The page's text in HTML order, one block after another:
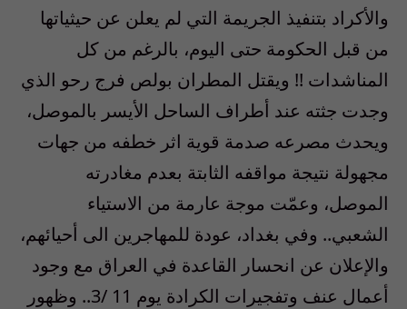
والأكراد بتنفيذ الجريمة التي لم يعلن عن حيثياتها
من قبل الحكومة حتى اليوم، بالرغم من كل
المناشدات !! ويقتل المطران بولص فرج رحو الذي
وجدت جثته عند أطراف الساحل الأيسر بالموصل،
ويحدث مصرعه صدمة قوية اثر خطفه من جهات
مجهولة نتيجة مواقفه الثابتة بعدم مغادرته
الموصل، وعمّت موجة عارمة من الاستياء
الشعبي.. وفي بغداد، عودة للمهاجرين الى أحيائهم،
والإعلان عن انحسار القاعدة في العراق مع وجود
أعمال عنف وتفجيرات الكرادة يوم 11 /3.. وظهور